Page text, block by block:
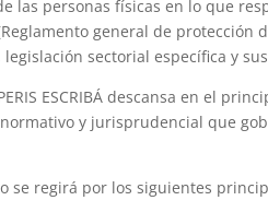
las personas físicas en lo que
general de protección
sectorial específica y
ESCRIBÁ descansa en el
y jurisprudencial que
se regirá por los siguientes